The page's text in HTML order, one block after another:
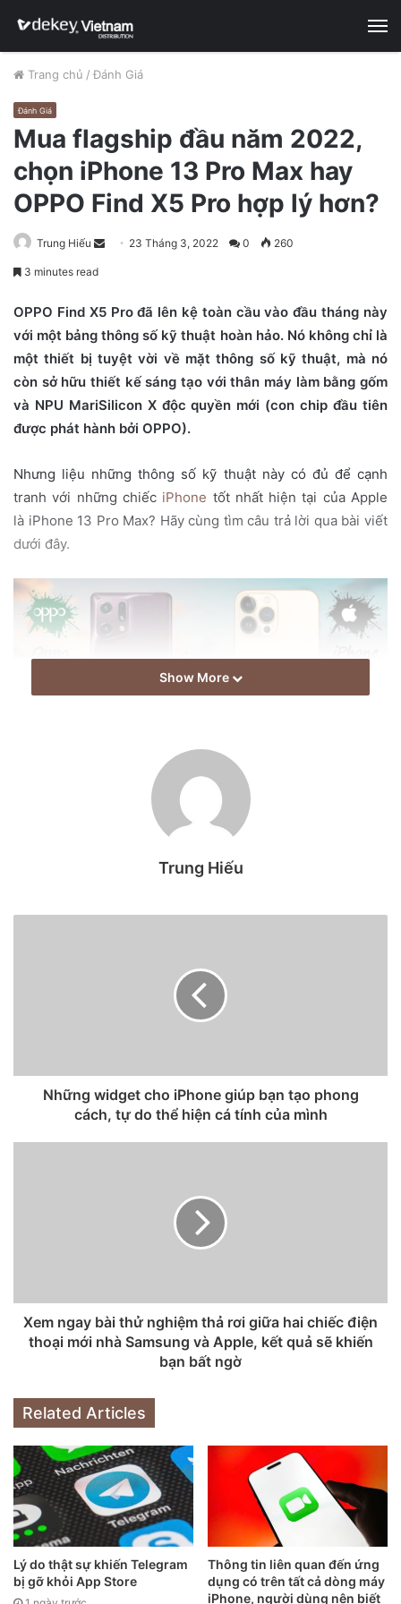
Trang chủ / Đánh Giá
Đánh Giá
Mua flagship đầu năm 2022,
chọn iPhone 13 Pro Max hay
OPPO Find X5 Pro hợp lý hơn?
Trung Hiếu
d
a
i
23 Tháng 3, 2022 0 260
3 minutes read
OPPO Find X5 Pro đã lên kệ toàn cầu vào đầu tháng này
với một bảng thông số kỹ thuật hoàn hảo. Nó không chỉ là
một thiết bị tuyệt vời về mặt thông số kỹ thuật, mà nó
còn sở hữu thiết kế sáng tạo với thân máy làm bằng gốm
và NPU MariSilicon X độc quyền mới (con chip đầu tiên
được phát hành bởi OPPO).
Nhưng liệu những thông số kỹ thuật này có đủ để cạnh
tranh với những chiếc iPhone tốt nhất hiện tại của Apple
là iPhone 13 Pro Max? Hãy cùng tìm câu trả lời qua bài viết
dưới đây.
Thiết kế của iPhone là biểu tượng và nó tạo nên xu hướng,
dùng hơn khi đặt hai chiếc điện thoại này cạnh nhau. Mẫu
quyến rũ, bao gồm mặt sau được thiết kế liền mạch không
thể chê vào đâu được mà bạn không thể tìm thấy trên bất
trông rất độc đáo và hấp dẫn hơn, nhưng iPhone 13 Pro
Max lại có chất lượng hoàn thiện vượt trội. Kính của điện
thoại này được bảo vệ bởi Ceramic Shield chắc chắn và
khung được làm bằng thép không gỉ. Hơn nữa, di động
Apple có khả năng chống thấm nước sâu tới 6 mét nhờ
chứng nhận IP68. Find X5 Pro cũng có chứng nhận IP68,
nhưng nó chỉ có khả năng “lặn” ở độ sâu tối đa là 1.5 mét
dưới nước.
Show More
Trung Hiếu
Những widget cho iPhone giúp bạn tạo phong
cách, tự do thể hiện cá tính của mình
Xem ngay bài thử nghiệm thả rơi giữa hai chiếc điện
thoại mới nhà Samsung và Apple, kết quả sẽ khiến
bạn bất ngờ
Related Articles
Lý do thật sự khiến Telegram
bị gỡ khỏi App Store
Thông tin liên quan đến ứng
dụng có trên tất cả dòng máy
iPhone, người dùng nên biết